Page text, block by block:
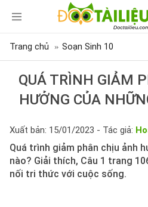
Trang chủ Soạn Sinh 10
QUÁ TRÌNH GIẢM
HƯỞNG CỦA
Xuất bản: 15/01/2023 - Tác giả:
Quá trình giảm phân chịu ảnh
nào? Giải thích, Câu 1 trang
nối tri thức với cuộc sống.